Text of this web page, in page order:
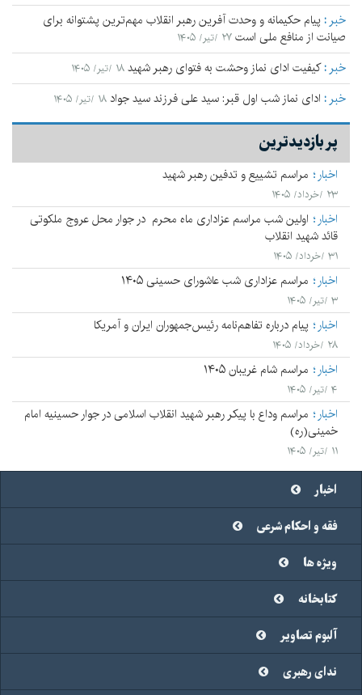
خبر :پیام حکیمانه و وحدت آفرین رهبر انقلاب مهم‌ترین پشتوانه برای
صیانت از منافع ملی است ۲۷ /تیر/ ۱۴۰۵
خبر :کیفیت ادای نماز وحشت به فتوای رهبر شهید ۱۸ /تیر/ ۱۴۰۵
خبر : ادای نماز شب اول قبر: سید علی فرزند سید جواد ۱۸ /تیر/ ۱۴۰۵
پر بازدیدترین
اخبار مراسم تشییع و تدفین رهبر شهید
۲۳ /خرداد/ ۱۴۰۵
اخبار اولین شب مراسم عزاداری ماه محرم در جوار محل عروج ملکوتی
قائد شهید انقلاب
۳۱ /خرداد/ ۱۴۰۵
اخبار مراسم عزاداری شب عاشورای حسینی ۱۴۰۵
۳ /تیر/ ۱۴۰۵
اخبار پیام درباره تفاهم‌نامه رئیس‌جمهوران ایران و آمریکا
۲۸ /خرداد/ ۱۴۰۵
اخبار مراسم شام غریبان ۱۴۰۵
۴ /تیر/ ۱۴۰۵
اخبار مراسم وداع با پیکر رهبر شهید انقلاب اسلامی در جوار حسینیه امام
خمینی(ره)
۱۱ /تیر/ ۱۴۰۵
اخبار
فقه و احکام شرعی
ویژه ها
کتابخانه
آلبوم تصاویر
ندای رهبری